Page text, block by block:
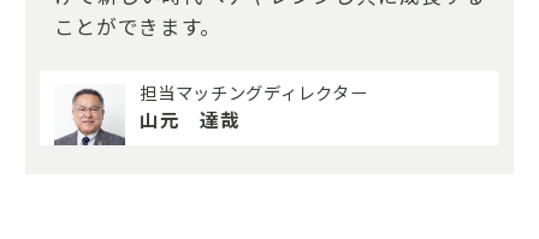
ことができます。
担当マッチングディレクター
山元 達哉